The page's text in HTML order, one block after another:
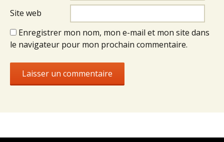
Site web
Enregistrer mon nom, mon e-mail et mon site dans
le navigateur pour mon prochain commentaire.